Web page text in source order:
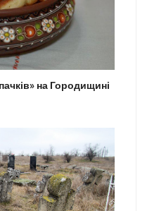
на Городищині